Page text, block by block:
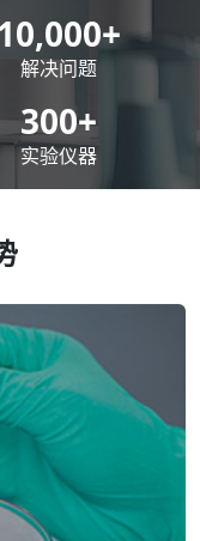
+
解决问题
300+
实验仪器